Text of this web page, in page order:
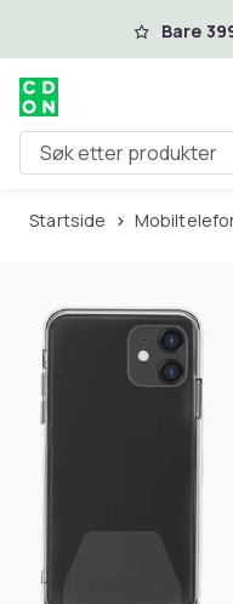
Hopp til Bare
Søk etter produkter
Startside